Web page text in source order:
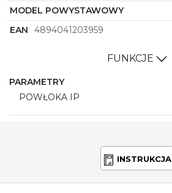
MODEL POWYSTAWOWY
EAN
4894041203959
FUNKCJE
PARAMETRY
POWŁOKA IP
INSTRUKCJA